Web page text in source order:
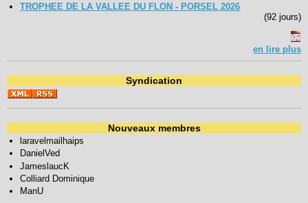
TROPHEE DE LA VALLEE DU FLON - PORSEL 2026
(92 jours)
en lire plus
Syndication
Nouveaux membres
laravelmailhaips
DanielVed
JameslaucK
Colliard Dominique
ManU